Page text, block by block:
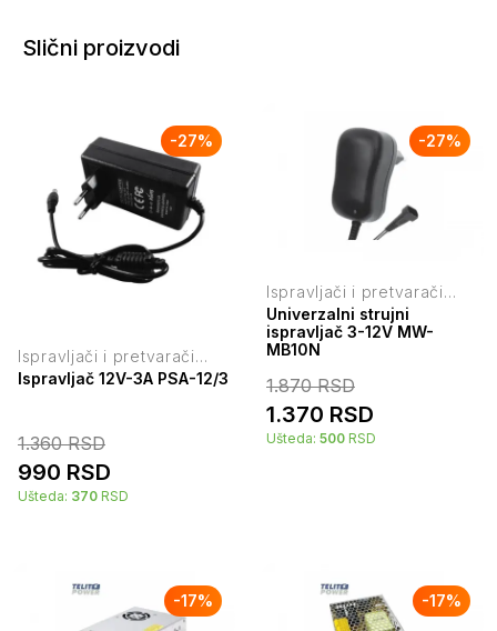
Slični proizvodi
-27%
Ispravljači i pretvarači
napona
Ispravljač 12V-3A PSA-12/3
1.360RSD
990 RSD
Ušteda: 370 RSD
-27%
Ispravljači i pretvarači
napona
Univerzalni strujni
ispravljač 3-12V MW-
MB10N
1.870RSD
1.370 RSD
Ušteda: 500 RSD
-17% -17%